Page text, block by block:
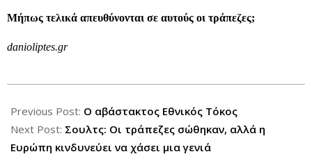
Μήπως τελικά απευθύνονται σε αυτούς οι τράπεζες;
danioliptes.gr
03-
07
Previous Post: Ο αβάστακτος Εθνικός Τόκος
Next Post: Σουλτς: Οι τράπεζες σώθηκαν, αλλά η
Ευρώπη κινδυνεύει να χάσει μια γενιά